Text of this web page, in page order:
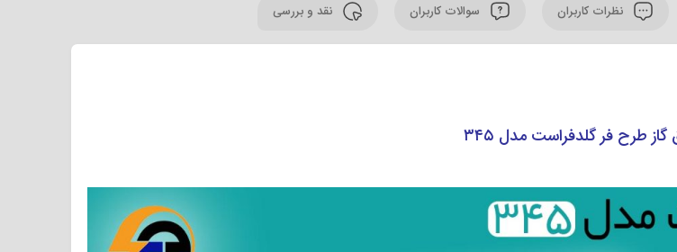
نظرات کاربران سوالات کاربران نقد و بررسی
طرح فر گلدفراست مدل ۳۴۵